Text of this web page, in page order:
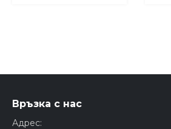
Връзка с нас
Адрес: